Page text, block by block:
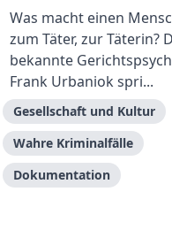
Was macht einen
zum Täter, zur Täterin?
bekannte
Frank Urbaniok spri...
Gesellschaft und Kultur
Wahre Kriminalfälle
Dokumentation